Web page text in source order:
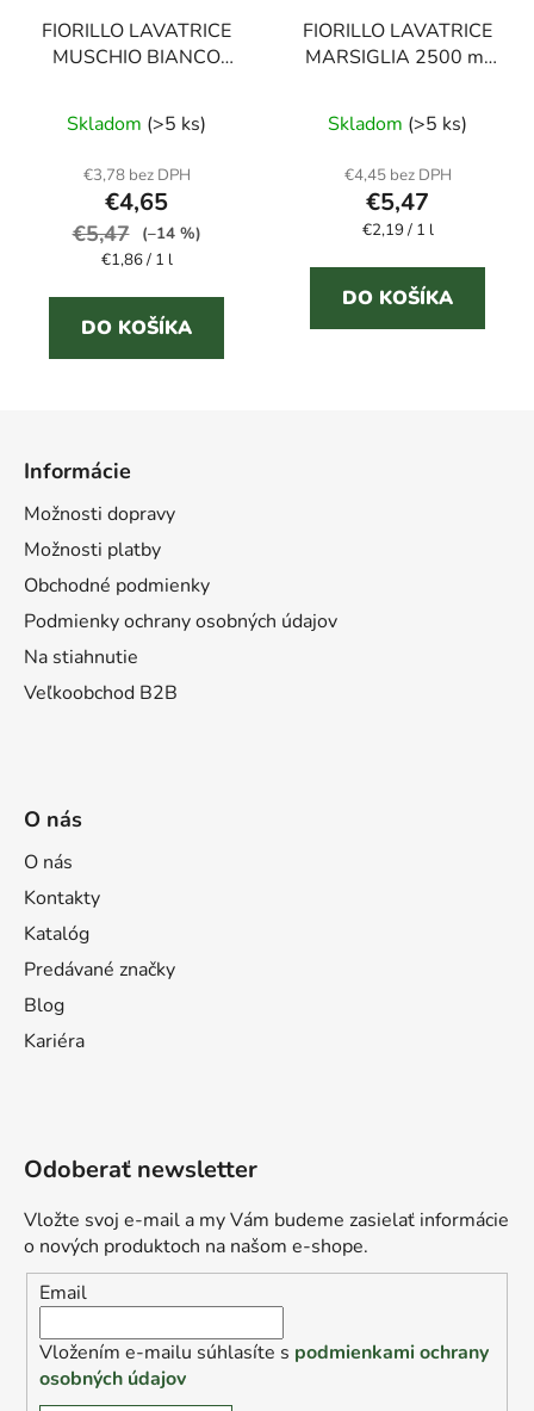
FIORILLO LAVATRICE
MUSCHIO BIANCO
Skladom (>5 ks)
€3,78 bez DPH
€4,65
€5,47
(–14 %)
Jednotková
€1,86 / 1 l
DO KOŠÍKA
FIORILLO LAVATRICE
MARSIGLIA 2500 ml
mydlom
hodnotenie
produktu
je
5,0
z
5
hviezdičiek.
Skladom (>5 ks)
€4,45 bez DPH
€5,47
Jednotková
€2,19 / 1 l
DO KOŠÍKA
Informácie
Možnosti dopravy
Možnosti platby
Obchodné podmienky
Podmienky ochrany osobných údajov
Na stiahnutie
Veľkoobchod B2B
O nás
O nás
Kontakty
Katalóg
Predávané značky
Blog
Kariéra
Odoberať newsletter
Vložte svoj e-mail a my Vám budeme zasielať informácie
o nových produktoch na našom e-shope.
Email
Vložením e-mailu súhlasíte s podmienkami ochrany
osobných údajov